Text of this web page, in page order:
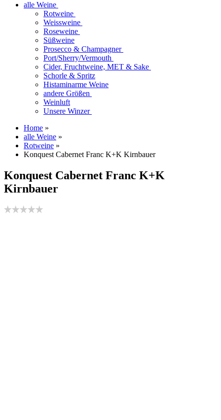
alle Weine
Rotweine
Weissweine
Roseweine
Süßweine
Prosecco & Champagner
Port/Sherry/Vermouth
Cider, Fruchtweine, MET & Sake
Schorle & Spritz
Histaminarme Weine
andere Größen
Weinluft
Unsere Winzer
Home »
alle Weine »
Rotweine »
Konquest Cabernet Franc K+K Kirnbauer
Konquest Cabernet Franc K+K
Kirnbauer